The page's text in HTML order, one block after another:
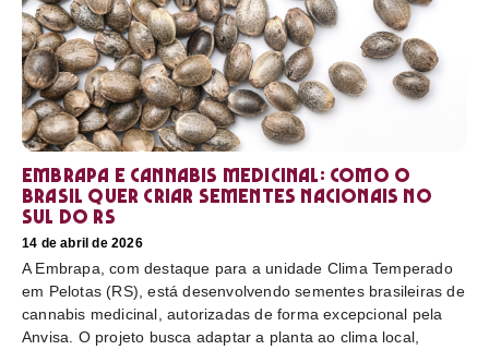
Embrapa e cannabis medicinal: como o
Brasil quer criar sementes nacionais no
sul do RS
14 de abril de 2026
A Embrapa, com destaque para a unidade Clima Temperado
em Pelotas (RS), está desenvolvendo sementes brasileiras de
cannabis medicinal, autorizadas de forma excepcional pela
Anvisa. O projeto busca adaptar a planta ao clima local,